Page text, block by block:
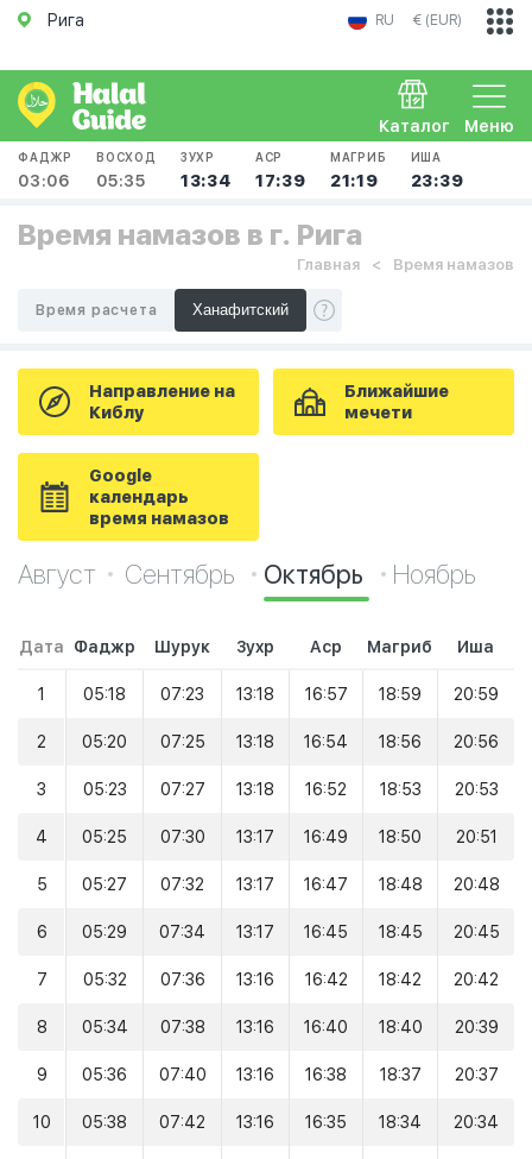
Рига RU € (EUR)
Меню
Каталог
ФАДЖР
03:06
ВОСХОД
05:35
ЗУХР
13:34
АСР
17:39
МАГРИБ
21:19
ИША
23:39
Время намазов в г. Рига
Главная Время намазов
Время расчета
Направление на
Киблу
Ближайшие
мечети
Google
календарь
время намазов
Август Сентябрь Октябрь Ноябрь
Дата Фаджр Шурук Зухр Аср Магриб Иша
1 05:18 07:23 13:18 16:57 18:59 20:59
2 05:20 07:25 13:18 16:54 18:56 20:56
3 05:23 07:27 13:18 16:52 18:53 20:53
4 05:25 07:30 13:17 16:49 18:50 20:51
5 05:27 07:32 13:17 16:47 18:48 20:48
6 05:29 07:34 13:17 16:45 18:45 20:45
7 05:32 07:36 13:16 16:42 18:42 20:42
8 05:34 07:38 13:16 16:40 18:40 20:39
9 05:36 07:40 13:16 16:38 18:37 20:37
10 05:38 07:42 13:16 16:35 18:34 20:34